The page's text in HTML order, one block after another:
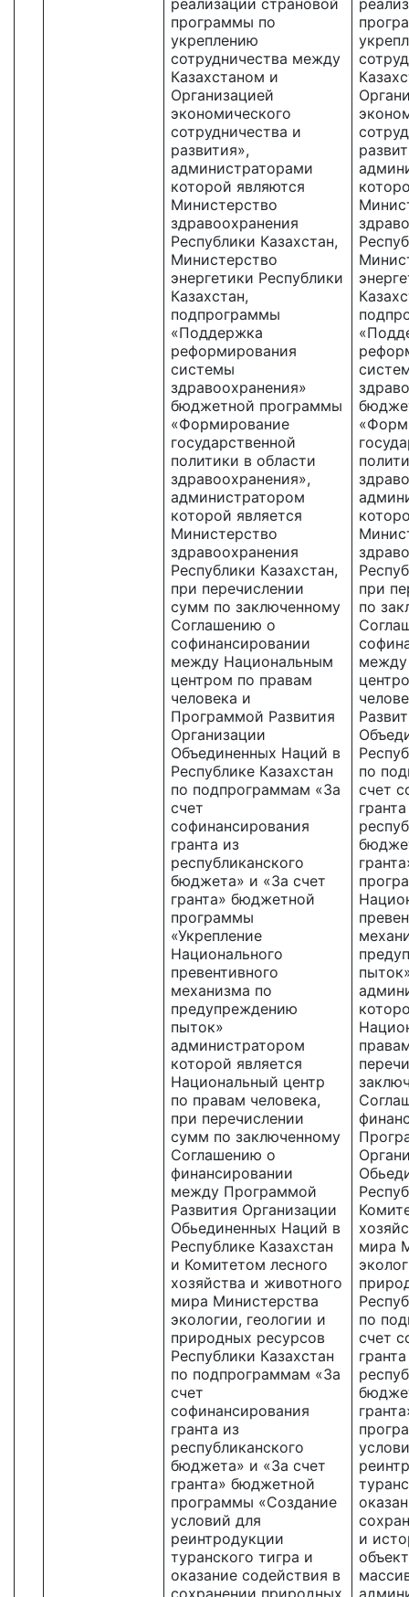
реализации страновой
программы по
укреплению
сотрудничества между
Казахстаном и
Организацией
экономического
сотрудничества и
развития»,
администраторами
которой являются
Министерство
здравоохранения
Республики Казахстан,
Министерство
энергетики Республики
Казахстан,
подпрограммы
«Поддержка
реформирования
системы
здравоохранения»
бюджетной программы
«Формирование
государственной
политики в области
здравоохранения»,
администратором
которой является
Министерство
здравоохранения
Республики Казахстан,
при перечислении
сумм по заключенному
Соглашению о
софинансировании
между Национальным
центром по правам
человека и
Программой Развития
Организации
Объединенных Наций в
Республике Казахстан
по подпрограммам «За
счет
софинансирования
гранта из
республиканского
бюджета» и «За счет
гранта» бюджетной
программы
«Укрепление
Национального
превентивного
механизма по
предупреждению
пыток»
администратором
которой является
Национальный центр
по правам человека,
при перечислении
сумм по заключенному
Соглашению о
финансировании
между Программой
Развития Организации
Обьединенных Наций в
Республике Казахстан
и Комитетом лесного
хозяйства и животного
мира Министерства
экологии, геологии и
природных ресурсов
Республики Казахстан
по подпрограммам «За
счет
софинансирования
гранта из
республиканского
бюджета» и «За счет
гранта» бюджетной
программы «Создание
условий для
реинтродукции
туранского тигра и
оказание содействия в
сохранении природных
при
по
по
счет
мира
по
счет
и